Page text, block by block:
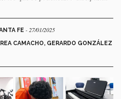
FE - 27/01/2025
CAMACHO, GERARDO GONZÁLEZ